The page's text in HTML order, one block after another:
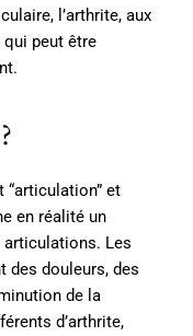
l’arthrite, aux
peut être
“articulation” et
en réalité un
Les
des douleurs, des
de la
d’arthrite,